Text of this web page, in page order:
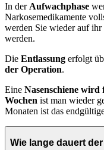
In der Aufwachphase
Narkosemedikamente
werden Sie wieder auf
werden.
Die Entlassung erfolgt
der Operation.
Eine Nasenschiene wird
Wochen ist man wieder
Monaten ist das
Wie lange dauert